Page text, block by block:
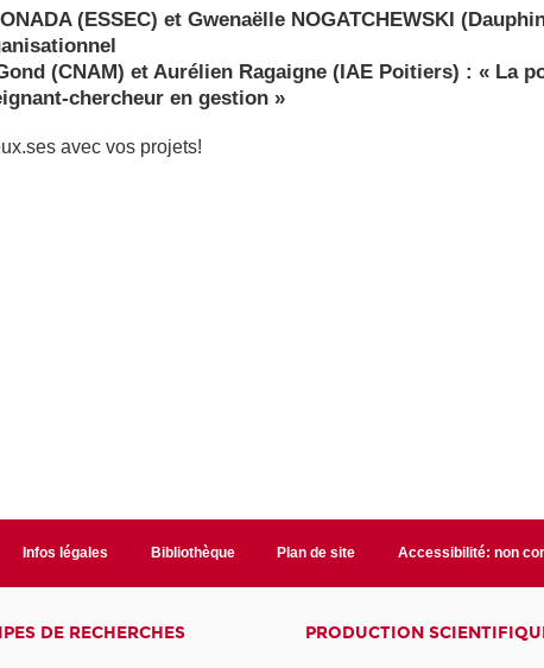
(ESSEC) et Gwenaëlle NOGATCHEWSKI
(CNAM) et Aurélien Ragaigne (IAE Poitiers) : « La
chercheur en gestion »
avec vos projets!
Infos légales Bibliothèque Plan de site Accessibilité: non
DE RECHERCHES PRODUCTION